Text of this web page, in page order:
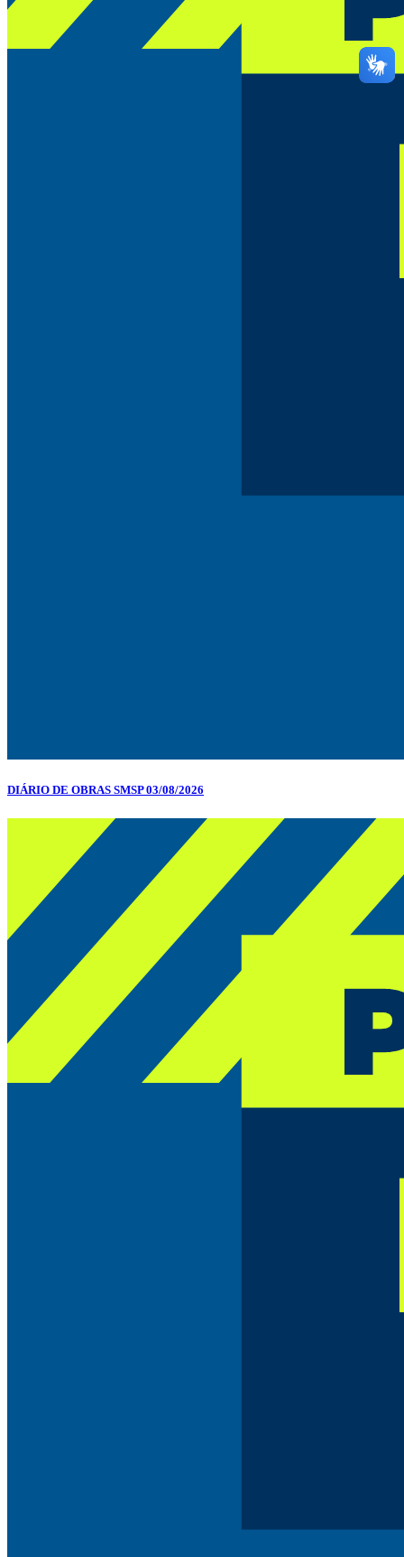
DIÁRIO DE OBRAS SMSP 03/08/2026